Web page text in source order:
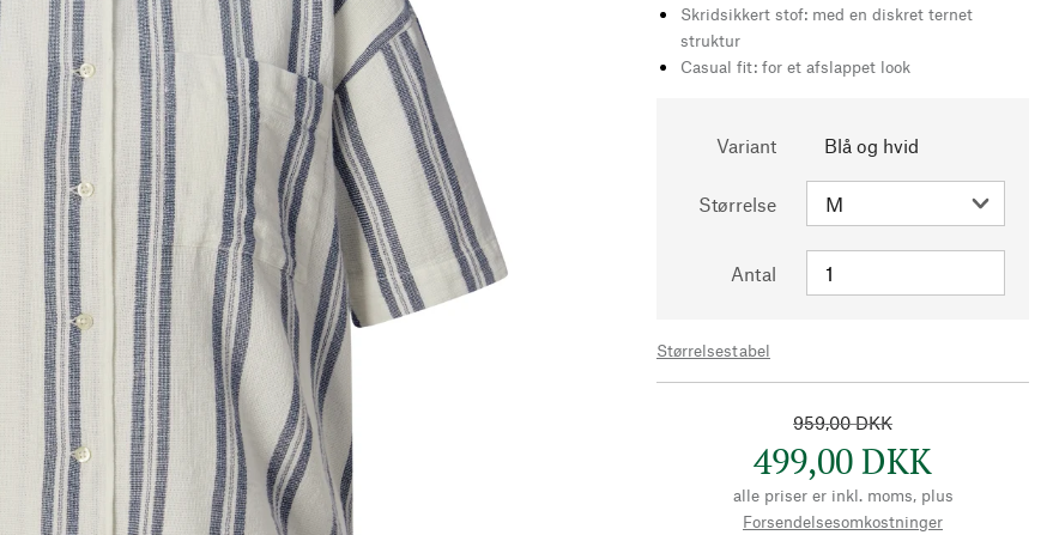
Skridsikkert stof: med en diskret ternet
struktur
Casual fit: for et afslappet look
Variant Blå og hvid
Størrelse
Antal
Størrelsestabel
959,00 DKK
499,00 DKK
alle priser er inkl. moms, plus
Forsendelsesomkostninger